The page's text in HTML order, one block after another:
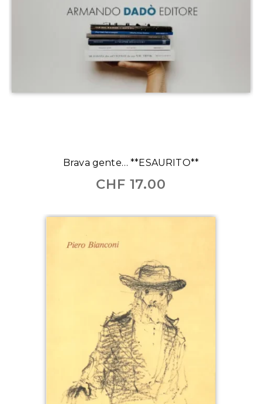
Brava gente… **ESAURITO**
CHF 17.00